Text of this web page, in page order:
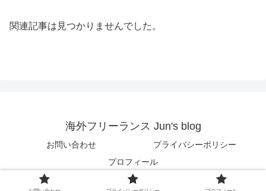
関連記事は見つかりませんでした。
海外フリーランス Jun's blog
お問い合わせ
プライバシーポリシー
プロフィール
© 2018 海外フリーランス Jun's blog.